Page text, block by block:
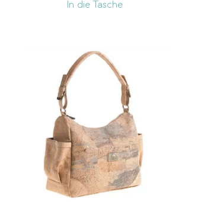
In die Tasche